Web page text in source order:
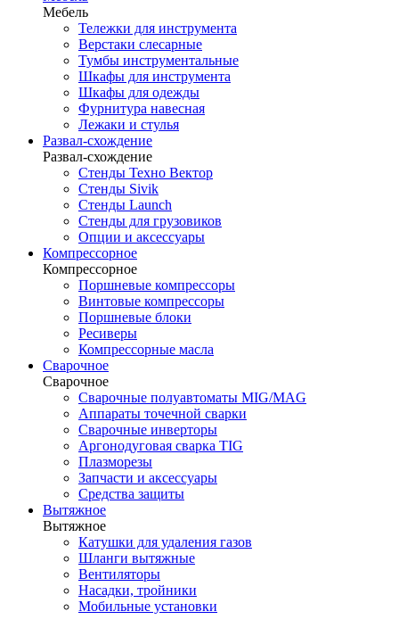
Мебель
Тележки для инструмента
Верстаки слесарные
Тумбы инструментальные
Шкафы для инструмента
Шкафы для одежды
Фурнитура навесная
Лежаки и стулья
Развал-схождение
Развал-схождение
Стенды Техно Вектор
Стенды Sivik
Стенды Launch
Стенды для грузовиков
Опции и аксессуары
Компрессорное
Компрессорное
Поршневые компрессоры
Винтовые компрессоры
Поршневые блоки
Ресиверы
Компрессорные масла
Сварочное
Сварочное
Сварочные полуавтоматы MIG/MAG
Аппараты точечной сварки
Сварочные инверторы
Аргонодуговая сварка TIG
Плазморезы
Запчасти и аксессуары
Средства защиты
Вытяжное
Вытяжное
Катушки для удаления газов
Шланги вытяжные
Вентиляторы
Насадки, тройники
Мобильные установки